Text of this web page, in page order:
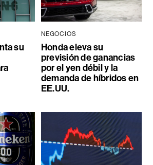
su
NEGOCIOS
Honda eleva su
previsión de ganancias
por el yen débil y la
demanda de híbridos en
EE.UU.